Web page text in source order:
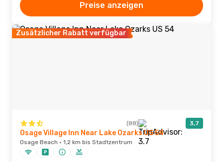
Preise anzeigen
Zusätzlicher Rabatt verfügbar
(88) 3,7
Osage Village Inn Near Lake Ozarks US 54
Osage Beach · 1,2 km bis Stadtzentrum